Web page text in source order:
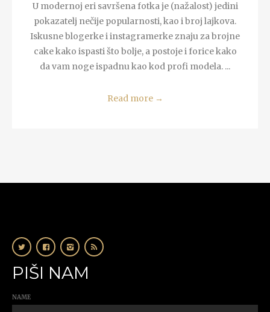
U modernoj eri savršena fotka je (nažalost) jedini
pokazatelj nečije popularnosti, kao i broj lajkova.
Iskusne blogerke i instagramerke znaju za brojne
cake kako ispasti što bolje, a postoje i forice kako
da vam noge ispadnu kao kod profi modela. ...
Read more →
PIŠI NAM
NAME